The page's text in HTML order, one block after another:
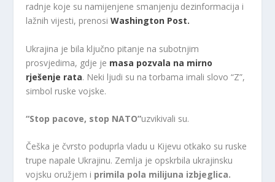
radnje koje su namijenjene smanjenju dezinformacija i
lažnih vijesti, prenosiWashington Post.
Ukrajina je bila ključno pitanje na subotnjim
prosvjedima, gdje je masa pozvala na mirno
rješenje rata. Neki ljudi su na torbama imali slovo “Z”,
simbol ruske vojske.
“Stop pacove, stop NATO”uzvikivali su.
Češka je čvrsto poduprla vladu u Kijevu otkako su ruske
trupe napale Ukrajinu. Zemlja je opskrbila ukrajinsku
vojsku oružjem i primila pola milijuna izbjeglica.